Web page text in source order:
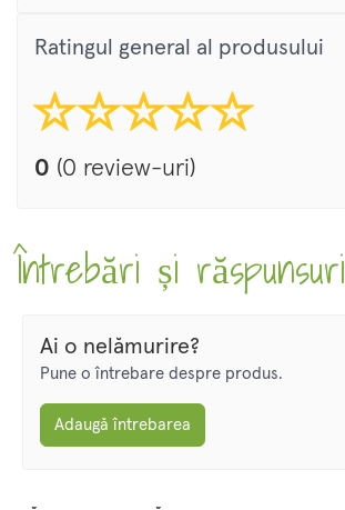
Ratingul general al produsului
0 (0 review-uri)
Întrebări și răspunsuri
Ai o nelămurire?
Pune o întrebare despre produs.
Adaugă întrebarea